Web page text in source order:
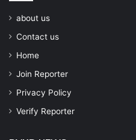
about us
Contact us
Home
Join Reporter
Privacy Policy
Verify Reporter